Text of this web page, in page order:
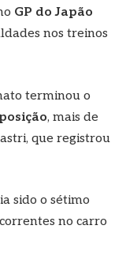
GP do Japão
nos treinos
terminou o
, mais de
que registrou
sido o sétimo
no carro